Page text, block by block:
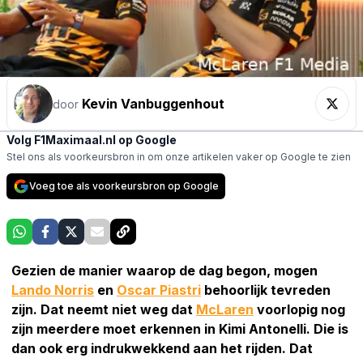
door Kevin Vanbuggenhout
Volg F1Maximaal.nl op Google
Stel ons als voorkeursbron in om onze artikelen vaker op Google te zien
Voeg toe als voorkeursbron op Google
Gezien de manier waarop de dag begon, mogen
Lando Norris en Oscar Piastri behoorlijk tevreden
zijn. Dat neemt niet weg dat McLaren voorlopig nog
zijn meerdere moet erkennen in Kimi Antonelli. Die is
dan ook erg indrukwekkend aan het rijden. Dat